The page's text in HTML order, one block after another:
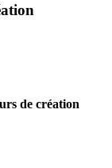
de création